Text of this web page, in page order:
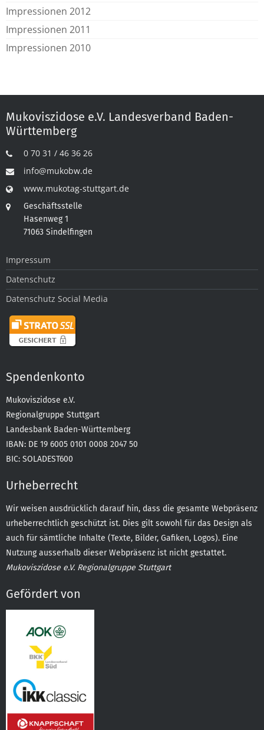
Impressionen 2012
Impressionen 2011
Impressionen 2010
Mukoviszidose e.V. Landesverband Baden-
Württemberg
0 70 31 / 46 36 26
info@mukobw.de
www.mukotag-stuttgart.de
Geschäftsstelle
Hasenweg 1
71063 Sindelfingen
Impressum
Datenschutz
Datenschutz Social Media
Spendenkonto
Mukoviszidose e.V.
Regionalgruppe Stuttgart
Landesbank Baden-Württemberg
IBAN: DE 19 6005 0101 0008 2047 50
BIC: SOLADEST600
Urheberrecht
Wir weisen ausdrücklich darauf hin, dass die gesamte Webpräsenz
urheberrechtlich geschützt ist. Dies gilt sowohl für das Design als
auch für sämtliche Inhalte (Texte, Bilder, Gafiken, Logos). Eine
Nutzung ausserhalb dieser Webpräsenz ist nicht gestattet.
Mukoviszidose e.V. Regionalgruppe Stuttgart
Gefördert von